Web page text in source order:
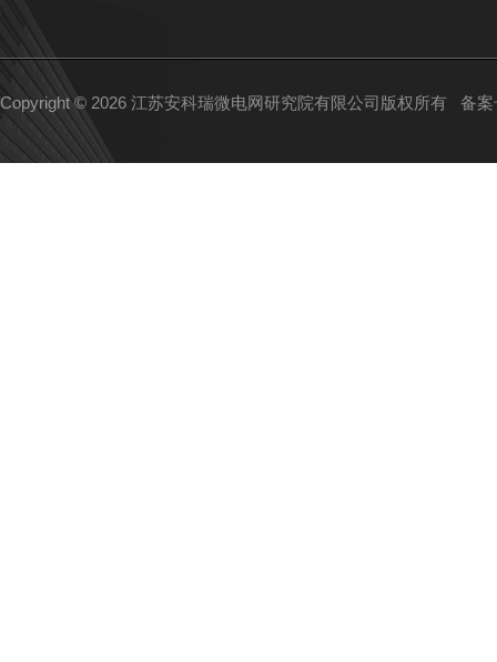
Copyright © 2026 江苏安科瑞微电网研究院有限公司版权所有 备案